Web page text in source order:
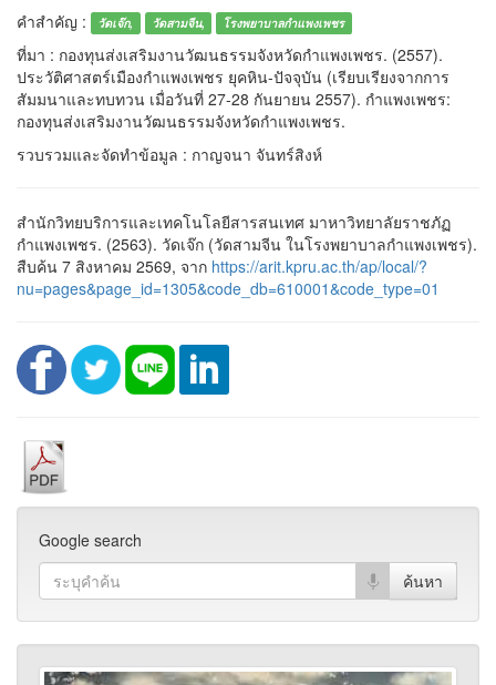
คำสำคัญ :
วัดเจ๊ก, วัดสามจีน, โรงพยาบาลกำแพงเพชร
ที่มา : กองทุนส่งเสริมงานวัฒนธรรมจังหวัดกำแพงเพชร. (2557).
ประวัติศาสตร์เมืองกำแพงเพชร ยุคหิน-ปัจจุบัน (เรียบเรียงจากการ
สัมมนาและทบทวน เมื่อวันที่ 27-28 กันยายน 2557). กำแพงเพชร:
กองทุนส่งเสริมงานวัฒนธรรมจังหวัดกำแพงเพชร.
รวบรวมและจัดทำข้อมูล : กาญจนา จันทร์สิงห์
สำนักวิทยบริการและเทคโนโลยีสารสนเทศ มาหาวิทยาลัยราชภัฏ
กำแพงเพชร. (2563). วัดเจ๊ก (วัดสามจีน ในโรงพยาบาลกำแพงเพชร).
สืบค้น 7 สิงหาคม 2569, จาก https://arit.kpru.ac.th/ap/local/?
nu=pages&page_id=1305&code_db=610001&code_type=01
Google search